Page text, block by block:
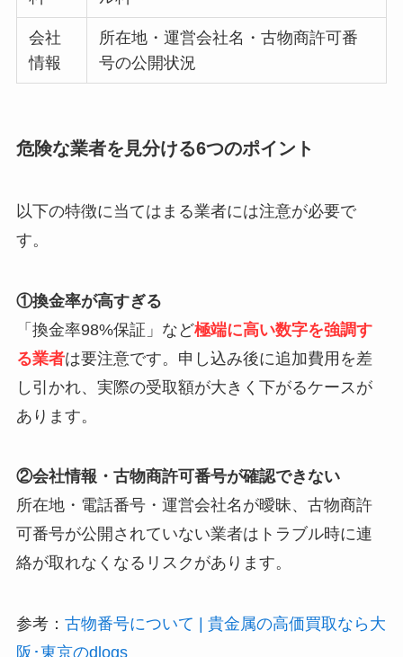
会社
情報
所在地・運営会社名・古物商許可番
号の公開状況
危険な業者を見分ける6つのポイント
以下の特徴に当てはまる業者には注意が必要で
す。
①換金率が高すぎる
「換金率98%保証」など極端に高い数字を強調す
る業者は要注意です。申し込み後に追加費用を差
し引かれ、実際の受取額が大きく下がるケースが
あります。
②会社情報・古物商許可番号が確認できない
所在地・電話番号・運営会社名が曖昧、古物商許
可番号が公開されていない業者はトラブル時に連
絡が取れなくなるリスクがあります。
参考： 古物番号について | 貴金属の高価買取なら大
阪･東京のdlogs